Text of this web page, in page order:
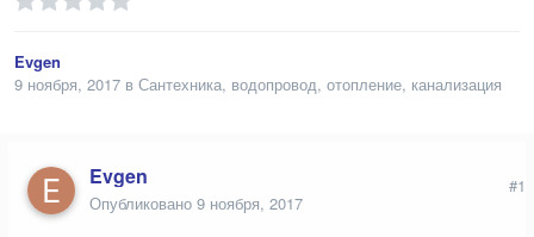
Evgen
9 ноября, 2017 в Сантехника, водопровод, отопление, канализация
Evgen
Опубликовано 9 ноября, 2017
#1